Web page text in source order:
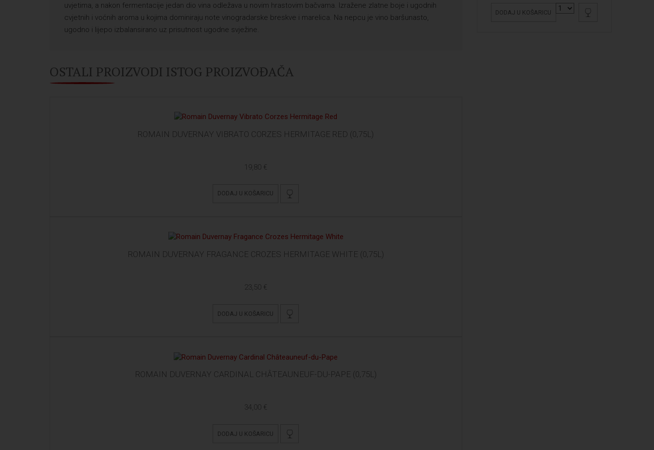
uvjetima, a nakon fermentacije jedan dio vina odležava u novim hrastovim bačvama. Izražene zlatne boje i ugodnih
cvjetnih i voćnih aroma u kojima dominiraju note vinogradarske breskve i marelica. Na nepcu je vino baršunasto,
ugodno i lijepo izbalansirano uz prisutnost ugodne svježine.
OSTALI PROIZVODI ISTOG PROIZVOĐAČA
ROMAIN DUVERNAY VIBRATO CORZES HERMITAGE RED (0,75L)
19,80 €
DODAJ U KOŠARICU
ROMAIN DUVERNAY FRAGANCE CROZES HERMITAGE WHITE (0,75L)
23,50 €
DODAJ U KOŠARICU
ROMAIN DUVERNAY CARDINAL CHÂTEAUNEUF-DU-PAPE (0,75L)
34,00 €
DODAJ U KOŠARICU
DODAJ U KOŠARICU